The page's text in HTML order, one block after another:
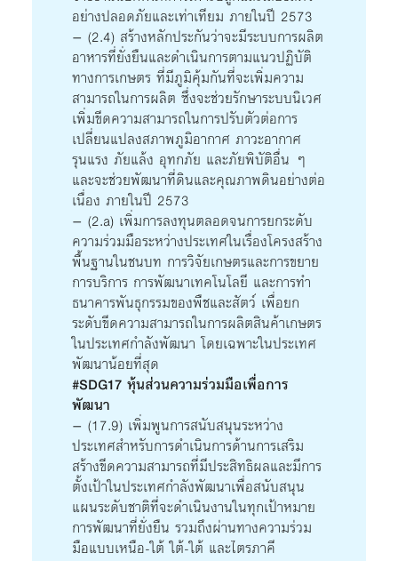
อย่างปลอดภัยและเท่าเทียม ภายในปี 2573
– (2.4) สร้างหลักประกันว่าจะมีระบบการผลิต
อาหารที่ยั่งยืนและดำเนินการตามแนวปฏิบัติ
ทางการเกษตร ที่มีภูมิคุ้มกันที่จะเพิ่มความ
สามารถในการผลิต ซึ่งจะช่วยรักษาระบบนิเวศ
เพิ่มขีดความสามารถในการปรับตัวต่อการ
เปลี่ยนแปลงสภาพภูมิอากาศ ภาวะอากาศ
รุนแรง ภัยแล้ง อุทกภัย และภัยพิบัติอื่น ๆ
และจะช่วยพัฒนาที่ดินและคุณภาพดินอย่างต่อ
เนื่อง ภายในปี 2573
– (2.a) เพิ่มการลงทุนตลอดจนการยกระดับ
ความร่วมมือระหว่างประเทศในเรื่องโครงสร้าง
พื้นฐานในชนบท การวิจัยเกษตรและการขยาย
การบริการ การพัฒนาเทคโนโลยี และการทำ
ธนาคารพันธุกรรมของพืชและสัตว์ เพื่อยก
ระดับขีดความสามารถในการผลิตสินค้าเกษตร
ในประเทศกำลังพัฒนา โดยเฉพาะในประเทศ
พัฒนาน้อยที่สุด
#SDG17 หุ้นส่วนความร่วมมือเพื่อการ
พัฒนา
– (17.9) เพิ่มพูนการสนับสนุนระหว่าง
ประเทศสำหรับการดำเนินการด้านการเสริม
สร้างขีดความสามารถที่มีประสิทธิผลและมีการ
ตั้งเป้าในประเทศกำลังพัฒนาเพื่อสนับสนุน
แผนระดับชาติที่จะดำเนินงานในทุกเป้าหมาย
การพัฒนาที่ยั่งยืน รวมถึงผ่านทางความร่วม
มือแบบเหนือ-ใต้ ใต้-ใต้ และไตรภาคี